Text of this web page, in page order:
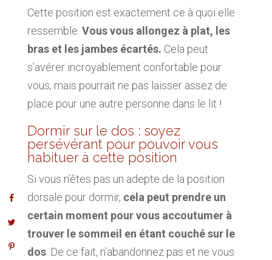
Cette position est exactement ce à quoi elle
ressemble. Vous vous allongez à plat, les
bras et les jambes écartés. Cela peut
s’avérer incroyablement confortable pour
vous, mais pourrait ne pas laisser assez de
place pour une autre personne dans le lit !
Dormir sur le dos : soyez
persévérant pour pouvoir vous
habituer à cette position
Si vous n’êtes pas un adepte de la position
dorsale pour dormir, cela peut prendre un
certain moment pour vous accoutumer à
trouver le sommeil en étant couché sur le
dos. De ce fait, n’abandonnez pas et ne vous